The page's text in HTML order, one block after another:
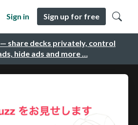
— share decks privately, control
hide ads and more …
Sign in Sign up for free